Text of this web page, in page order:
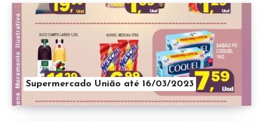
Supermercado União até 16/03/2023